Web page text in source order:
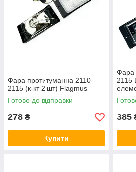
Фара протитуманна 2110-
2115 (к-кт 2 шт) Flagmus
Готово до відправки
278 ₴
Купити
Фара
2115
385